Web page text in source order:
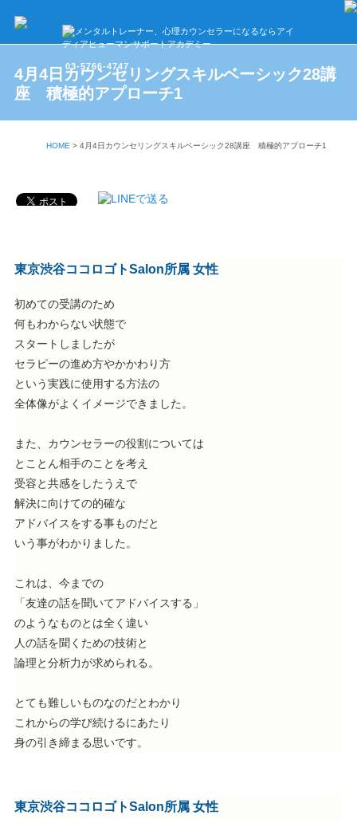
03-5766-4747
4月4日カウンセリングスキルベーシック28講
座 積極的アプローチ1
HOME > 4月4日カウンセリングスキルベーシック28講座 積極的アプローチ1
東京渋谷ココロゴトSalon所属 女性
初めての受講のため
何もわからない状態で
スタートしましたが
セラピーの進め方やかかわり方
という実践に使用する方法の
全体像がよくイメージできました。
また、カウンセラーの役割については
とことん相手のことを考え
受容と共感をしたうえで
解決に向けての的確な
アドバイスをする事ものだと
いう事がわかりました。
これは、今までの
「友達の話を聞いてアドバイスする」
のようなものとは全く違い
人の話を聞くための技術と
論理と分析力が求められる。
とても難しいものなのだとわかり
これからの学び続けるにあたり
身の引き締まる思いです。
東京渋谷ココロゴトSalon所属 女性